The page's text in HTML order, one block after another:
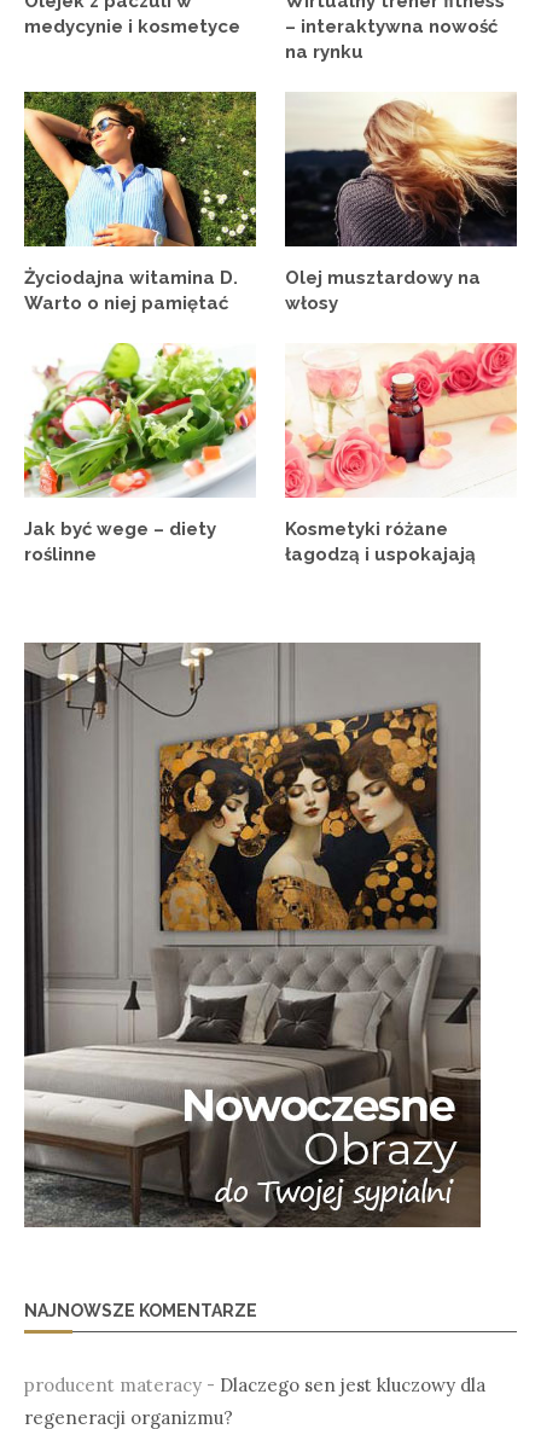
medycynie i kosmetyce
– interaktywna nowość
na rynku
Życiodajna witamina D.
Warto o niej pamiętać
Olej musztardowy na
włosy
Jak być wege – diety
roślinne
Kosmetyki różane
łagodzą i uspokajają
NAJNOWSZE KOMENTARZE
producent materacy - Dlaczego sen jest kluczowy dla
regeneracji organizmu?